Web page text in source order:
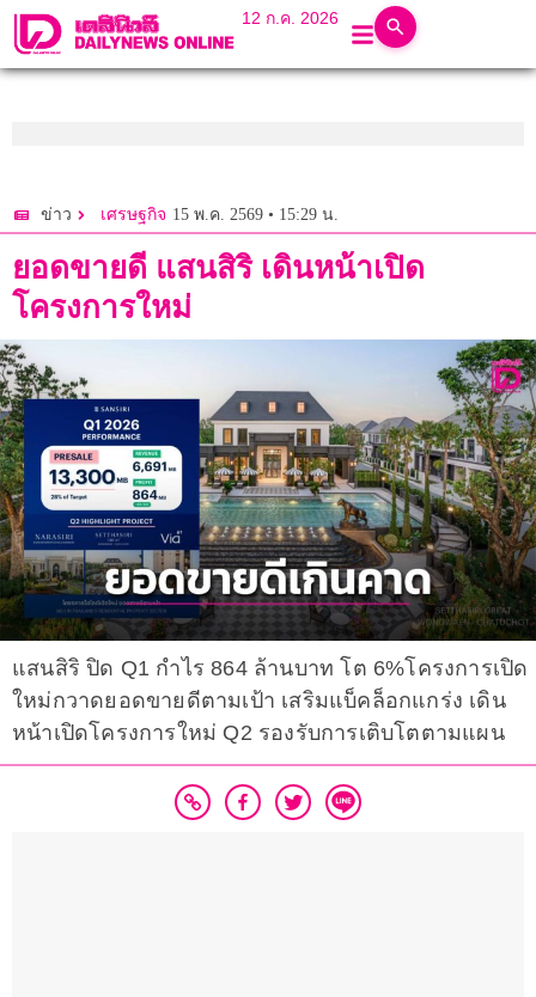
12 ก.ค. 2026
ข่าว เศรษฐกิจ 15 พ.ค. 2569 • 15:29 น.
ยอดขายดี แสนสิริ เดินหน้าเปิด
โครงการใหม่
แสนสิริ ปิด Q1 กำไร 864 ล้านบาท โต 6%โครงการเปิด
ใหม่กวาดยอดขายดีตามเป้า เสริมแบ็คล็อกแกร่ง เดิน
หน้าเปิดโครงการใหม่ Q2 รองรับการเติบโตตามแผน